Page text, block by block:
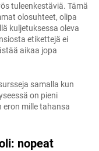
tuleenkestäviä. Tämä
olosuhteet, olipa
kuljetuksessa oleva
etikettejä ei
aikaa jopa
samalla kun
on pieni
eron mille tahansa
nopeat